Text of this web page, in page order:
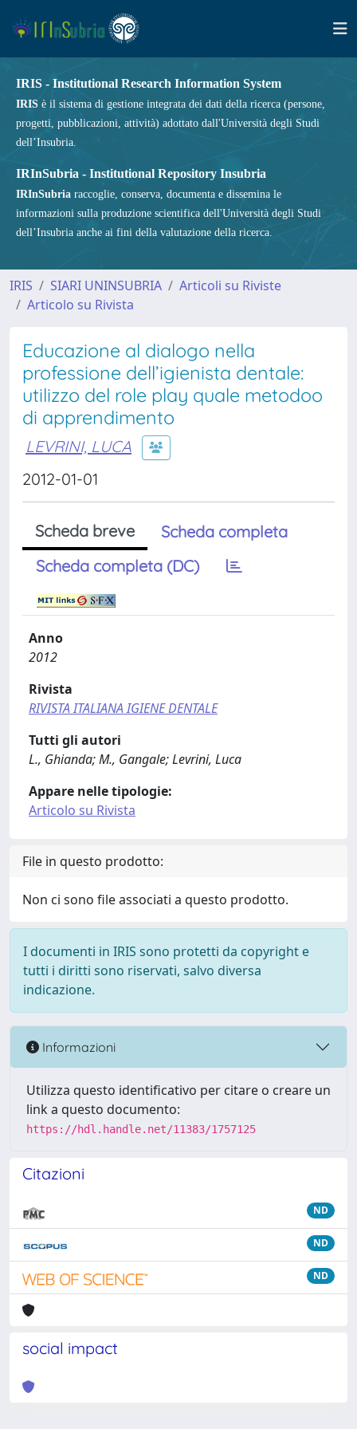
IRIS - Institutional Research Information System
IRIS è il sistema di gestione integrata dei dati della ricerca (persone,
progetti, pubblicazioni, attività) adottato dall'Università degli Studi
dell’Insubria.
IRInSubria - Institutional Repository Insubria
IRInSubria raccoglie, conserva, documenta e dissemina le
informazioni sulla produzione scientifica dell'Università degli Studi
dell’Insubria anche ai fini della valutazione della ricerca.
IRIS SIARI UNINSUBRIA
Articoli su Riviste
Articolo su Rivista
Educazione al dialogo nella
professione dell’igienista dentale:
utilizzo del role play quale metodoo
di apprendimento
LEVRINI, LUCA
2012-01-01
Scheda breve
Scheda completa
Scheda completa (DC)
Anno
2012
Rivista
RIVISTA ITALIANA IGIENE DENTALE
Tutti gli autori
L., Ghianda; M., Gangale; Levrini, Luca
Appare nelle tipologie:
Articolo su Rivista
File in questo prodotto:
Non ci sono file associati a questo prodotto.
I documenti in IRIS sono protetti da copyright e
tutti i diritti sono riservati, salvo diversa
indicazione.
Informazioni
Utilizza questo identificativo per citare o creare un
link a questo documento:
https://hdl.handle.net/11383/1757125
Citazioni
ND
ND
ND
social impact